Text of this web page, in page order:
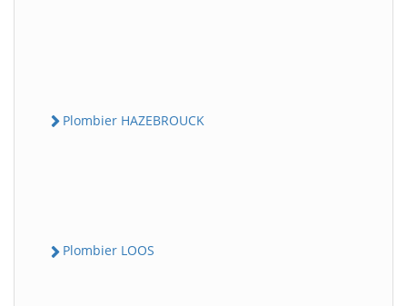
Plombier HAZEBROUCK
Plombier LOOS